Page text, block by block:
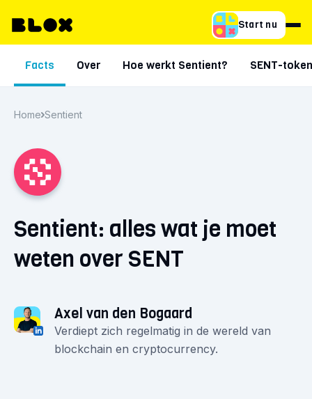
Start nu
Facts Over Hoe werkt Sentient? SENT-token
Home Sentient
Sentient: alles wat je moet
weten over SENT
Axel van den Bogaard
Verdiept zich regelmatig in de wereld van
blockchain en cryptocurrency.